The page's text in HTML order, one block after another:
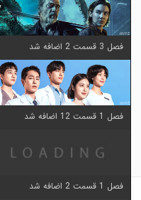
فصل 3 قسمت 2 اضافه شد
فصل 1 قسمت 12 اضافه شد
فصل 1 قسمت 2 اضافه شد